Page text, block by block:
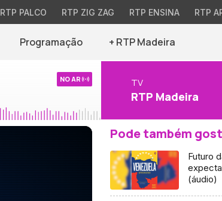
RTP PALCO RTP ZIG ZAG RTP ENSINA RTP
Programação + RTP Madeira
NO AR TV
RTP Madeira
Pode também
Futuro
(áudio)